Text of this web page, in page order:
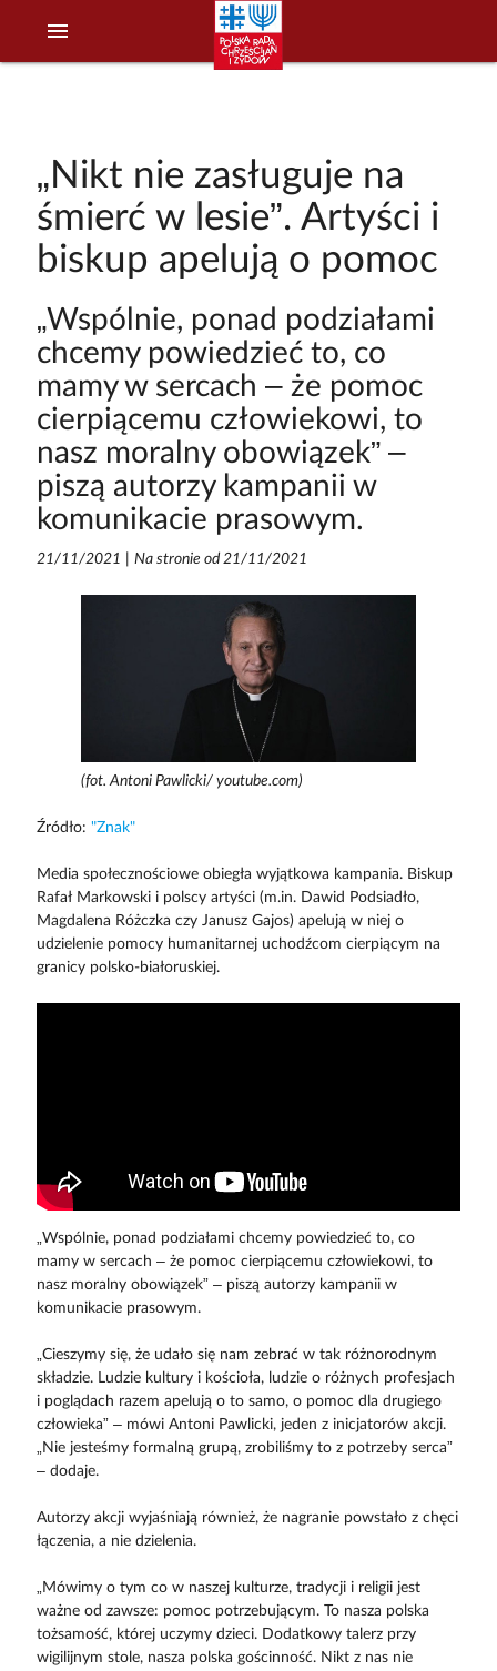
menu
„Nikt nie zasługuje na
śmierć w lesie”. Artyści i
biskup apelują o pomoc
„Wspólnie, ponad podziałami
chcemy powiedzieć to, co
mamy w sercach – że pomoc
cierpiącemu człowiekowi, to
nasz moralny obowiązek” –
piszą autorzy kampanii w
komunikacie prasowym.
21/11/2021 Na stronie od 21/11/2021
(fot. Antoni Pawlicki/ youtube.com)
Źródło: "Znak"
Media społecznościowe obiegła wyjątkowa kampania. Biskup
Rafał Markowski i polscy artyści (m.in. Dawid Podsiadło,
Magdalena Różczka czy Janusz Gajos) apelują w niej o
udzielenie pomocy humanitarnej uchodźcom cierpiącym na
granicy polsko-białoruskiej.
„Wspólnie, ponad podziałami chcemy powiedzieć to, co
mamy w sercach – że pomoc cierpiącemu człowiekowi, to
nasz moralny obowiązek” – piszą autorzy kampanii w
komunikacie prasowym.
„Cieszymy się, że udało się nam zebrać w tak różnorodnym
składzie. Ludzie kultury i kościoła, ludzie o różnych profesjach
i poglądach razem apelują o to samo, o pomoc dla drugiego
człowieka” – mówi Antoni Pawlicki, jeden z inicjatorów akcji.
„Nie jesteśmy formalną grupą, zrobiliśmy to z potrzeby serca”
– dodaje.
Autorzy akcji wyjaśniają również, że nagranie powstało z chęci
łączenia, a nie dzielenia.
„Mówimy o tym co w naszej kulturze, tradycji i religii jest
ważne od zawsze: pomoc potrzebującym. To nasza polska
tożsamość, której uczymy dzieci. Dodatkowy talerz przy
wigilijnym stole, nasza polska gościnność. Nikt z nas nie